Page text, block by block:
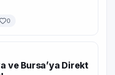
0
ve Bursa’ya Direkt